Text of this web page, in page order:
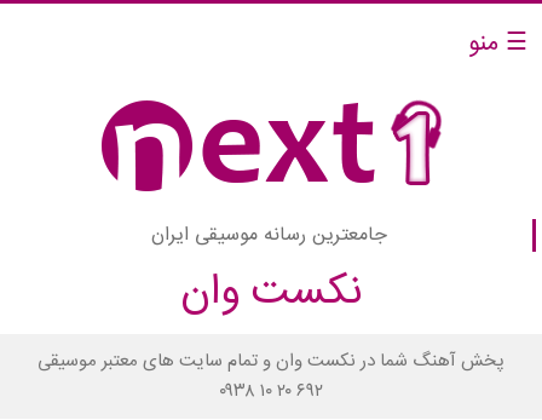
☰ منو
جامعترین رسانه موسیقی ایران
نکست وان
پخش آهنگ شما در نکست وان و تمام سایت های معتبر موسیقی
۰۹۳۸ ۱۰ ۲۰ ۶۹۲